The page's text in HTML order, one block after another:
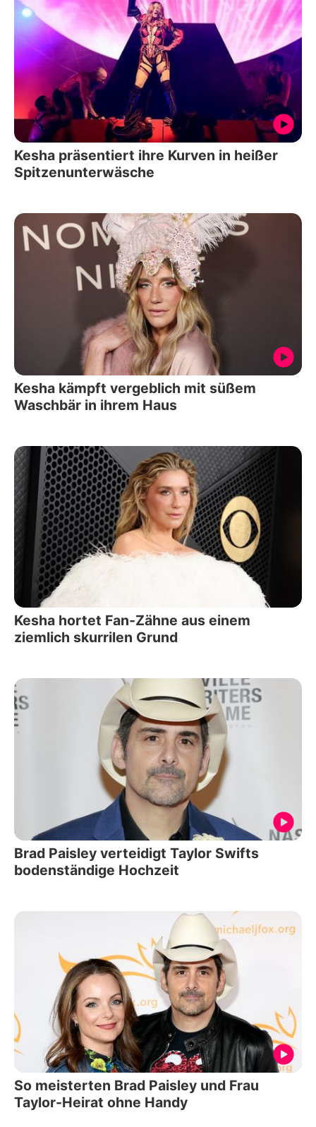
Kesha präsentiert ihre Kurven in heißer
Spitzenunterwäsche
Kesha kämpft vergeblich mit süßem
Waschbär in ihrem Haus
Kesha hortet Fan-Zähne aus einem
ziemlich skurrilen Grund
Brad Paisley verteidigt Taylor Swifts
bodenständige Hochzeit
So meisterten Brad Paisley und Frau
Taylor-Heirat ohne Handy